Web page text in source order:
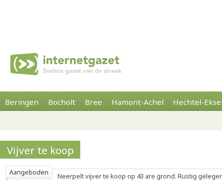
Beringen Bocholt Bree Hamont-Achel Hechtel-
Vijver te koop
Aangeboden
Neerpelt vijver te koop op 43 are grond. Rustig